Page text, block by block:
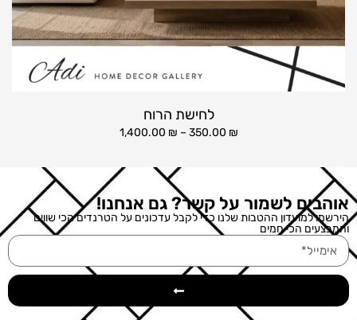
לחישת הרוח
350.00 ₪
–
1,400.00 ₪
אוהבים לשמור על קשר? גם אנחנו!
הירשמו למועדון ההטבות שלנו כדי לקבל עדכונים על הטרנדים הכי שווים
והמבצעים הכי חמים